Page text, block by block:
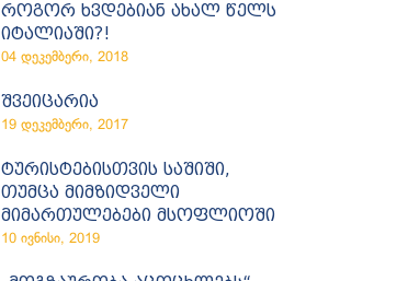
როგორ ხვდებიან ახალ წელს
იტალიაში?!
04 დეკემბერი, 2018
შვეიცარია
19 დეკემბერი, 2017
ტურისტებისთვის საშიში,
თუმცა მიმზიდველი
მიმართულებები მსოფლიოში
10 ივნისი, 2019